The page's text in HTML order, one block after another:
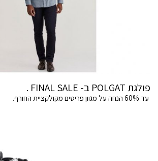
פולגת POLGAT ב- FINAL SALE .
עד 60% הנחה על מגוון פריטים מקולקציית החורף.